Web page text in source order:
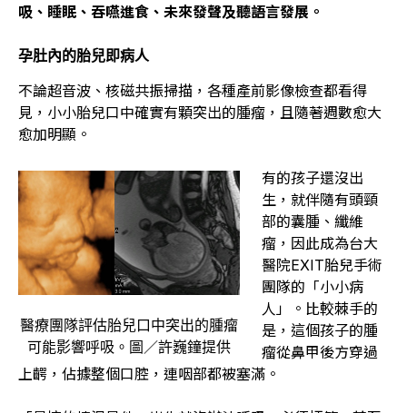
吸、睡眠、吞嚥進食、未來發聲及聽語言發展。
孕肚內的胎兒即病人
不論超音波、核磁共振掃描，各種產前影像檢查都看得
見，小小胎兒口中確實有顆突出的腫瘤，且隨著週數愈大
愈加明顯。
醫療團隊評估胎兒口中突出的腫瘤
可能影響呼吸。圖／許巍鐘提供
有的孩子還沒出
生，就伴隨有頭頸
部的囊腫、纖維
瘤，因此成為台大
醫院EXIT胎兒手術
團隊的「小小病
人」。比較棘手的
是，這個孩子的腫
瘤從鼻甲後方穿過
上齶，佔據整個口腔，連咽部都被塞滿。